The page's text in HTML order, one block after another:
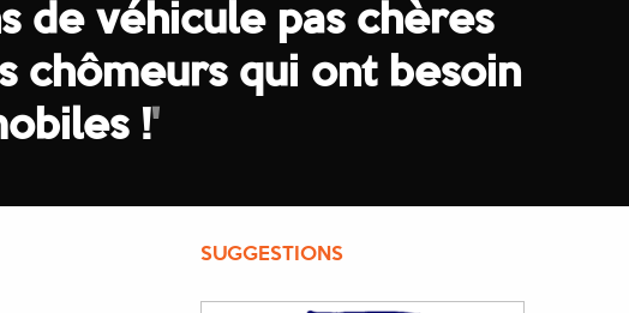
de véhicule pas chères
chômeurs qui ont besoin
!'
SUGGESTIONS